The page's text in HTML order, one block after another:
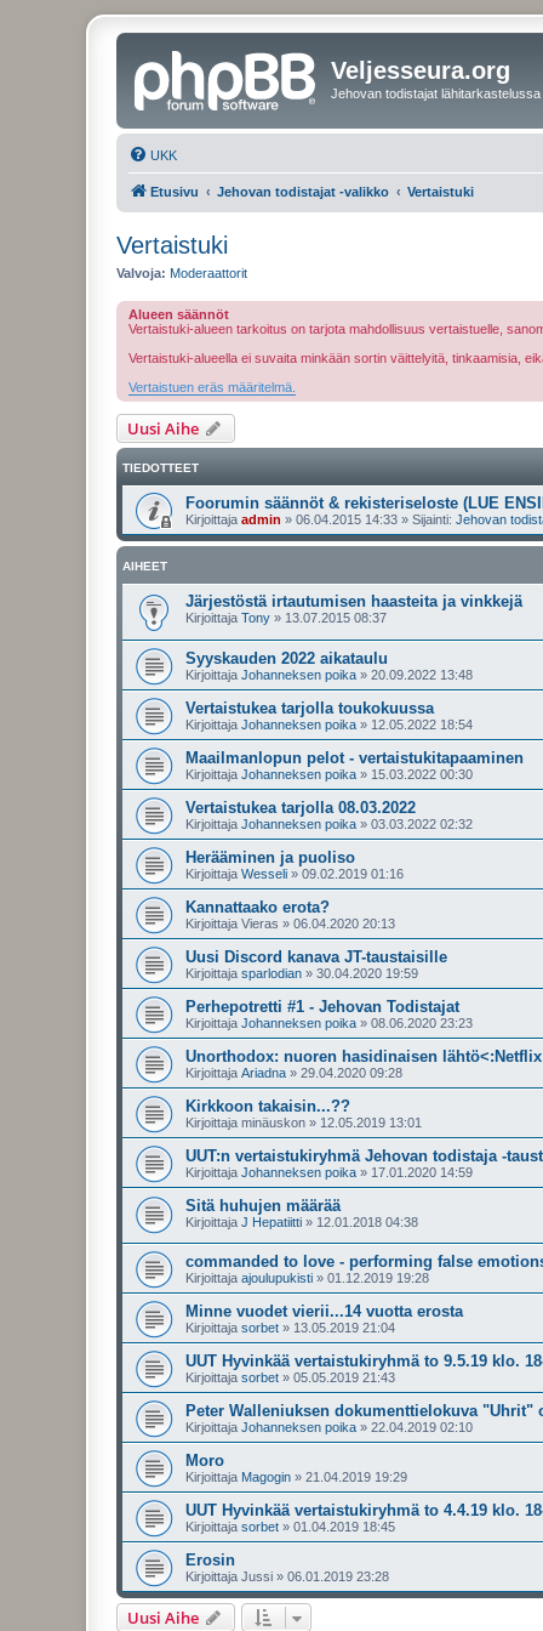
Veljesseura.org
Jehovan todistajat lähitarkastelussa
UKK
Etusivu Jehovan todistajat -valikko Vertaistuki
Vertaistuki
Valvoja: Moderaattorit
Alueen säännöt
Vertaistuki-alueen tarkoitus on tarjota mahdollisuus vertaistuelle,
Vertaistuki-alueella ei suvaita minkään sortin väittelyitä, tinkaamisia,
Vertaistuen eräs määritelmä.
Uusi Aihe
TIEDOTTEET
Foorumin säännöt & rekisteriseloste (LUE
Kirjoittaja admin » 06.04.2015 14:33 » Sijainti: Jehovan
AIHEET
Järjestöstä irtautumisen haasteita ja vinkkejä
Kirjoittaja Tony » 13.07.2015 08:37
Syyskauden 2022 aikataulu
Kirjoittaja Johanneksen poika » 20.09.2022 13:48
Vertaistukea tarjolla toukokuussa
Kirjoittaja Johanneksen poika » 12.05.2022 18:54
Maailmanlopun pelot - vertaistukitapaaminen
Kirjoittaja Johanneksen poika » 15.03.2022 00:30
Vertaistukea tarjolla 08.03.2022
Kirjoittaja Johanneksen poika » 03.03.2022 02:32
Herääminen ja puoliso
Kirjoittaja Wesseli » 09.02.2019 01:16
Kannattaako erota?
Kirjoittaja Vieras » 06.04.2020 20:13
Uusi Discord kanava JT-taustaisille
Kirjoittaja sparlodian » 30.04.2020 19:59
Perhepotretti #1 - Jehovan Todistajat
Kirjoittaja Johanneksen poika » 08.06.2020 23:23
Unorthodox: nuoren hasidinaisen lähtö<:Netflix
Kirjoittaja Ariadna » 29.04.2020 09:28
Kirkkoon takaisin...??
Kirjoittaja minäuskon » 12.05.2019 13:01
UUT:n vertaistukiryhmä Jehovan todistaja -
Kirjoittaja Johanneksen poika » 17.01.2020 14:59
Sitä huhujen määrää
Kirjoittaja J Hepatiitti » 12.01.2018 04:38
commanded to love - performing false
Kirjoittaja ajoulupukisti » 01.12.2019 19:28
Minne vuodet vierii...14 vuotta erosta
Kirjoittaja sorbet » 13.05.2019 21:04
UUT Hyvinkää vertaistukiryhmä to 9.5.19 klo.
Kirjoittaja sorbet » 05.05.2019 21:43
Peter Walleniuksen dokumenttielokuva "Uhrit"
Kirjoittaja Johanneksen poika » 22.04.2019 02:10
Moro
Kirjoittaja Magogin » 21.04.2019 19:29
UUT Hyvinkää vertaistukiryhmä to 4.4.19 klo.
Kirjoittaja sorbet » 01.04.2019 18:45
Erosin
Kirjoittaja Jussi » 06.01.2019 23:28
Uusi Aihe